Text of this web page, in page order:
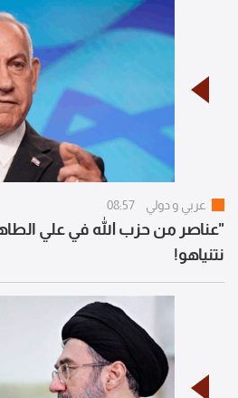
عربي و دولي 08:57
"عناصر من حزب الله في علي
نتنياهو!